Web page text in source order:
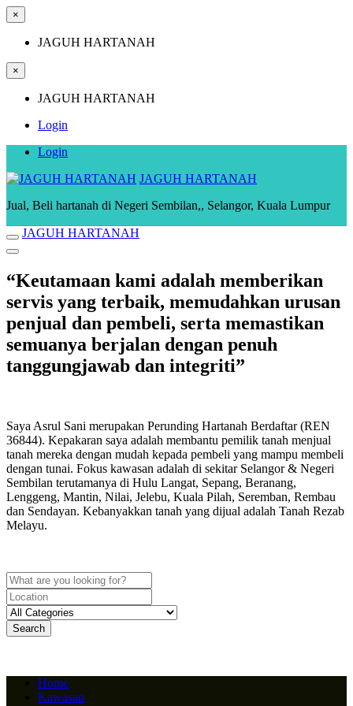
×
JAGUH HARTANAH
×
JAGUH HARTANAH
Login
Login
JAGUH HARTANAH
Jual, Beli hartanah di Negeri Sembilan,, Selangor, Kuala Lumpur
JAGUH HARTANAH
“Keutamaan kami adalah memberikan
servis yang terbaik, memudahkan urusan
penjual dan pembeli, serta memastikan
semuanya berjalan dengan penuh
tanggungjawab dan integriti”
Saya Asrul Sani merupakan Perunding Hartanah Berdaftar (REN
36844). Kepakaran saya adalah membantu pemilik tanah menjual
tanah mereka dengan mudah kepada pembeli yang mampu membeli
dengan tunai. Fokus kawasan adalah di sekitar Selangor & Negeri
Sembilan terutamanya di Hulu Langat, Sepang, Beranang,
Lenggeng, Mantin, Nilai, Jelebu, Kuala Pilah, Seremban, Rembau
dan Sendayan. Kebanyakkan tanah yang dijual adalah Tanah Rezab
Melayu.
Search
Home
Kawasan